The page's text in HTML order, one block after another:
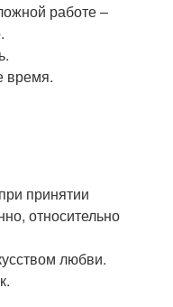
работе –
время.
принятии
относительно
любви.